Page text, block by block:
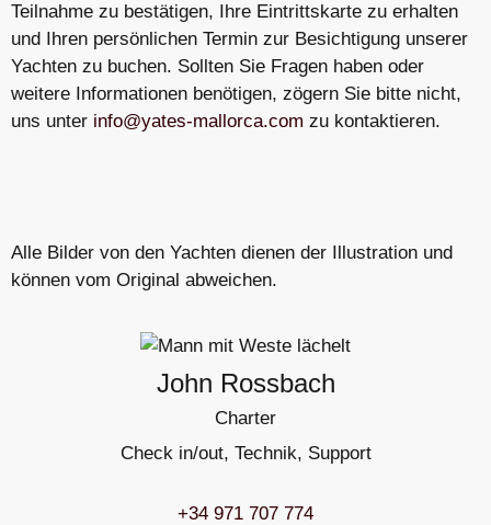
Teilnahme zu bestätigen, Ihre Eintrittskarte zu erhalten
und Ihren persönlichen Termin zur Besichtigung unserer
Yachten zu buchen. Sollten Sie Fragen haben oder
weitere Informationen benötigen, zögern Sie bitte nicht,
uns unter info@yates-mallorca.com zu kontaktieren.
Alle Bilder von den Yachten dienen der Illustration und
können vom Original abweichen.
John Rossbach
Charter
Check in/out, Technik, Support
+34 971 707 774